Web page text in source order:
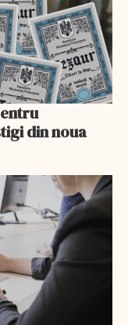
din noua